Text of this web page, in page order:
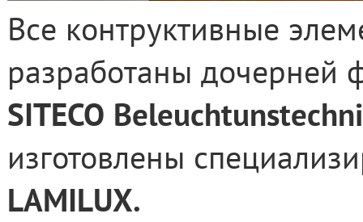
Все контруктивные
разработаны
SITECO
изготовлены
LAMILUX.